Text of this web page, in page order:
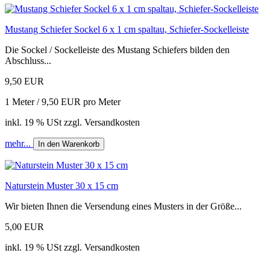
Mustang Schiefer Sockel 6 x 1 cm spaltau, Schiefer-Sockelleiste
Die Sockel / Sockelleiste des Mustang Schiefers bilden den
Abschluss...
9,50 EUR
1 Meter / 9,50 EUR pro Meter
inkl. 19 % USt zzgl. Versandkosten
mehr... In den Warenkorb
Naturstein Muster 30 x 15 cm
Wir bieten Ihnen die Versendung eines Musters in der Größe...
5,00 EUR
inkl. 19 % USt zzgl. Versandkosten